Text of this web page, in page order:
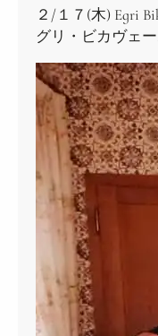
２/１７(木) Egri
グリ・ビカヴェ